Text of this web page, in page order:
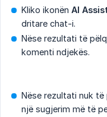
Kliko ikonën AI Assist
dritare chat-i.
Nëse rezultati të
komenti ndjekës.
Nëse rezultati nuk të
një sugjerim më të